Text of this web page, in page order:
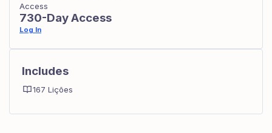
Access
730-Day Access
Log In
Includes
167 Lições